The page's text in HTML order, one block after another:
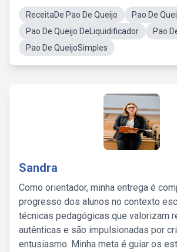
ReceitaDe Pao De Queijo
Pao De
Pao De Queijo DeLiquidificador
Pao
Pao De QueijoSimples
Sandra
Como orientador, minha entrega é
progresso dos alunos no contexto
técnicas pedagógicas que valorizam
autênticas e são impulsionadas por
entusiasmo. Minha meta é guiar os